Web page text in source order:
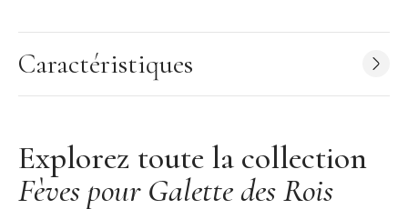
Lot de 100 fèves
Gourmandes et diversifiées
Caractéristiques des fèves pâtisserie :
Fèves pour la galette des rois
Caractéristiques
Explorez toute la collection
Fèves pour Galette des Rois